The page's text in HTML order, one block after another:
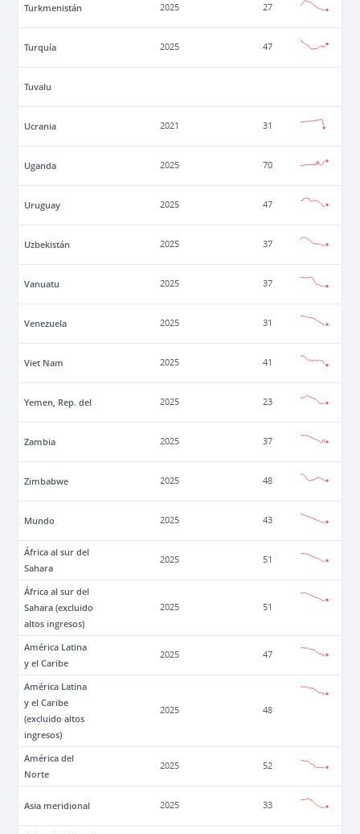
Turkmenistán 2025 27
Turquía 2025 47
Tuvalu
Ucrania 2021 31
Uganda 2025 70
Uruguay 2025 47
Uzbekistán 2025 37
Vanuatu 2025 37
Venezuela 2025 31
Viet Nam 2025 41
Yemen, Rep. del 2025 23
Zambia 2025 37
Zimbabwe 2025 48
Mundo 2025 43
África al sur del
Sahara
2025 51
África al sur del
Sahara (excluido
altos ingresos)
2025 51
América Latina
y el Caribe
2025 47
América Latina
y el Caribe
(excluido altos
ingresos)
2025 48
América del
Norte
2025 52
Asia meridional 2025 33